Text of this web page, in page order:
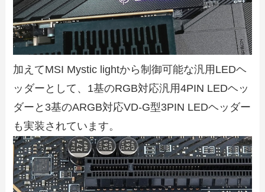
加えてMSI Mystic lightから制御可能な汎用LEDヘ
ッダーとして、1基のRGB対応汎用4PIN LEDヘッ
ダーと3基のARGB対応VD-G型3PIN LEDヘッダー
も実装されています。